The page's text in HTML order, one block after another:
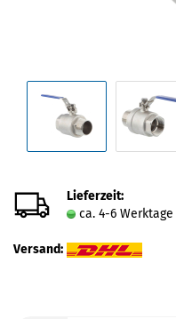
Lieferzeit:
ca. 4-6 Werktage
Versand: